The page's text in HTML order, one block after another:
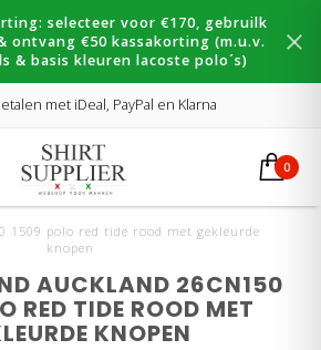
selecteer voor €170, gebruilk
ontvang €50 kassakorting (m.u.v.
& basis kleuren lacoste polo´s)
met iDeal, PayPal en Klarna
0
1509 polo red tide rood met gekleurde
knopen
AUCKLAND 26CN150
RED TIDE ROOD MET
KNOPEN